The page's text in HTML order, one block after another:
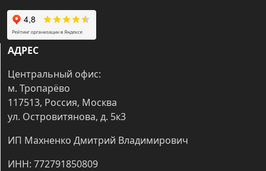
АДРЕС
Центральный офис:
м. Тропарёво
117513, Россия, Москва
ул. Островитянова, д. 5к3
ИП Махненко Дмитрий Владимирович
ИНН: 772791850809